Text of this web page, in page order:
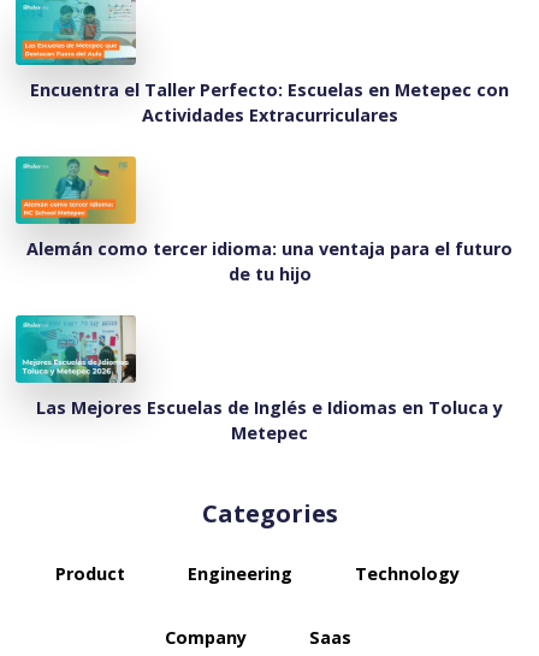
Encuentra el Taller Perfecto: Escuelas en Metepec con
Actividades Extracurriculares
Alemán como tercer idioma: una ventaja para el futuro
de tu hijo
Las Mejores Escuelas de Inglés e Idiomas en Toluca y
Metepec
Categories
Product Engineering Technology
Company Saas